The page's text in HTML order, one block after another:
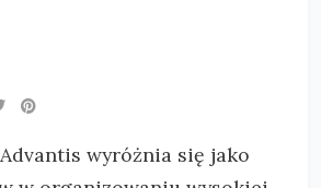
wyróżnia się jako